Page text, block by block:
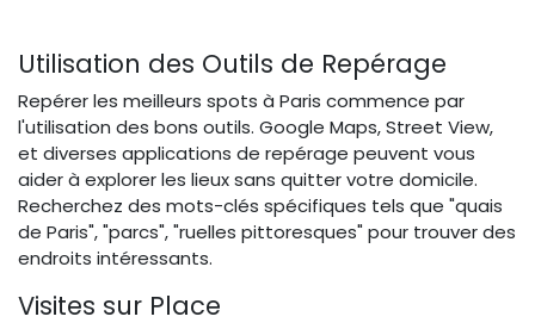
Utilisation des Outils de Repérage
Repérer les meilleurs spots à Paris commence par
l'utilisation des bons outils. Google Maps, Street View,
et diverses applications de repérage peuvent vous
aider à explorer les lieux sans quitter votre domicile.
Recherchez des mots-clés spécifiques tels que "quais
de Paris", "parcs", "ruelles pittoresques" pour trouver des
endroits intéressants.
Visites sur Place